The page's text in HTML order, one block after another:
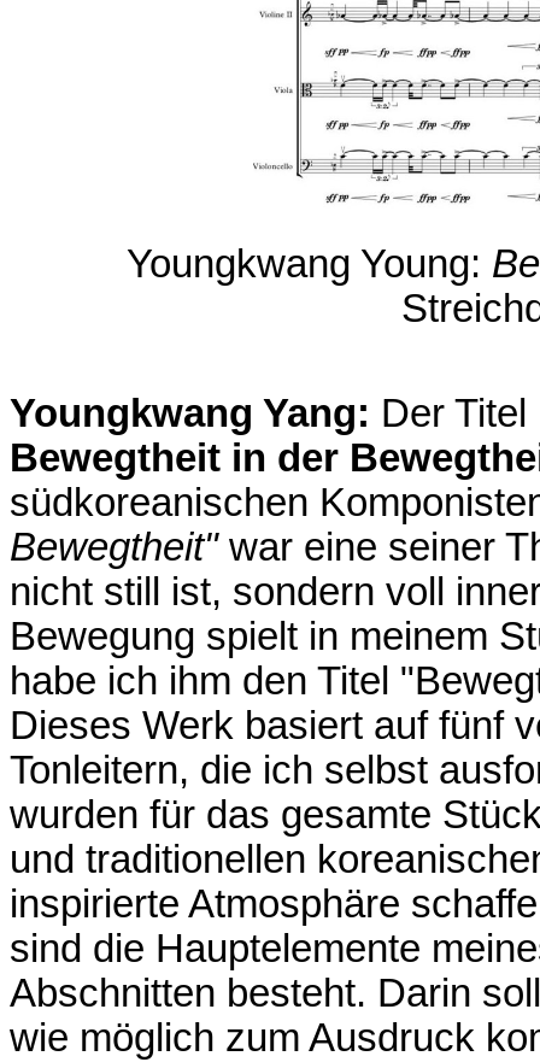
Youngkwang Young:
Youngkwang Yang: Der
Bewegtheit in der
südkoreanischen
Bewegtheit"war eine seiner
nicht still ist, sondern voll
Bewegung spielt in meinem
habe ich ihm den Titel
Dieses Werk basiert auf fünf
Tonleitern, die ich selbst
wurden für das gesamte
und traditionellen
inspirierte Atmosphäre
sind die Hauptelemente
Abschnitten besteht. Darin
wie möglich zum Ausdruck